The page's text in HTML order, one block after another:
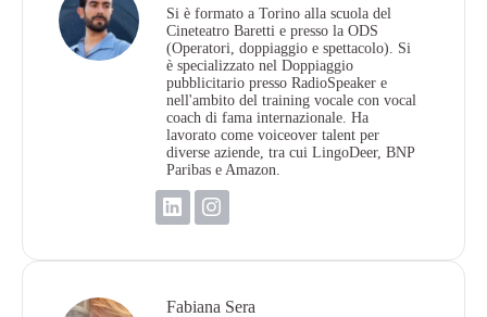
Si è formato a Torino alla scuola del
Cineteatro Baretti e presso la ODS
(Operatori, doppiaggio e spettacolo). Si
è specializzato nel Doppiaggio
pubblicitario presso RadioSpeaker e
nell'ambito del training vocale con vocal
coach di fama internazionale. Ha
lavorato come voiceover talent per
diverse aziende, tra cui LingoDeer, BNP
Paribas e Amazon.
Fabiana Sera​